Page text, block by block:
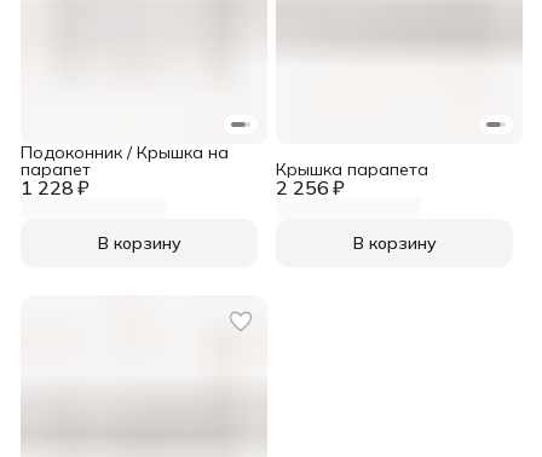
1 228 ₽
Подоконник / Крышка на
парапет
В корзину
2 256 ₽
Крышка парапета
В корзину